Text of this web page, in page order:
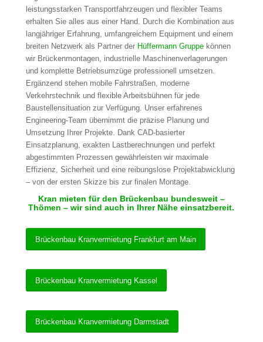
leistungsstarken Transportfahrzeugen und flexibler Teams
erhalten Sie alles aus einer Hand. Durch die Kombination aus
langjähriger Erfahrung, umfangreichem Equipment und einem
breiten Netzwerk als Partner der Hüffermann Gruppekönnen
wir Brückenmontagen, industrielle Maschinenverlagerungen
und komplette Betriebsumzüge professionell umsetzen.
Ergänzend stehen mobile Fahrstraßen, moderne
Verkehrstechnik und flexible Arbeitsbühnen für jede
Baustellensituation zur Verfügung. Unser erfahrenes
Engineering-Team übernimmt die präzise Planung und
Umsetzung Ihrer Projekte. Dank CAD-basierter
Einsatzplanung, exakten Lastberechnungen und perfekt
abgestimmten Prozessen gewährleisten wir maximale
Effizienz, Sicherheit und eine reibungslose Projektabwicklung
– von der ersten Skizze bis zur finalen Montage.
Kran mieten für den Brückenbau bundesweit –
Thömen – wir sind auch in Ihrer Nähe einsatzbereit.
Brückenbau Kranvermietung Frankfurt am Main
Brückenbau Kranvermietung Kassel
Brückenbau Kranvermietung Darmstadt